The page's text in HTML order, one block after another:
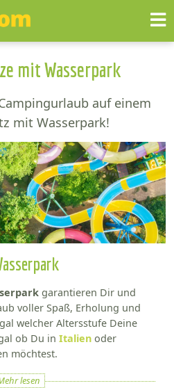
mit Wasserpark
auf einem
mit Wasserpark!
garantieren Dir und
voller Spaß, Erholung und
welcher Altersstufe Deine
ob Du in Italien oder
möchtest.
lesen